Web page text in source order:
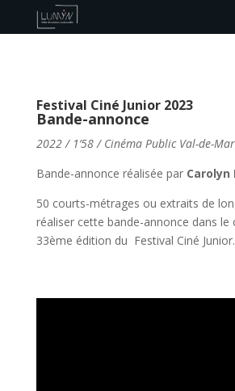
Festival Ciné Junior 2023
Bande-annonce
2022 / 1’58 / Cinéma Public Val-de-
Bande-annonce réalisée par Carolyn
50 courts-métrages ou extraits de
réaliser cette bande-annonce dans le
33ème édition du Festival Ciné Junior.